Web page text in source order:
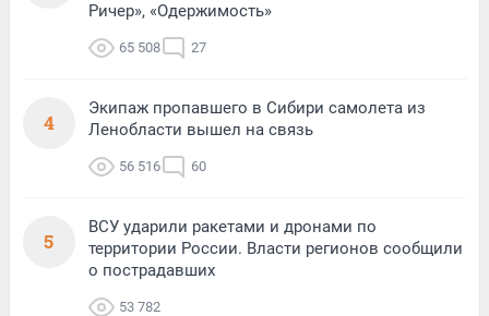
Ричер», «Одержимость»
65 508 27
4
Экипаж пропавшего в Сибири самолета из
Ленобласти вышел на связь
56 516 60
5
ВСУ ударили ракетами и дронами по
территории России. Власти регионов сообщили
о пострадавших
53 782